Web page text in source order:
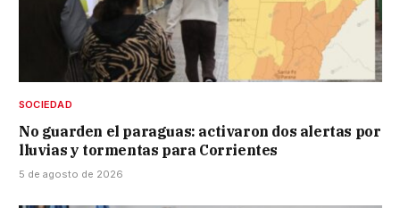
SOCIEDAD
No guarden el paraguas: activaron dos alertas por
lluvias y tormentas para Corrientes
5 de agosto de 2026